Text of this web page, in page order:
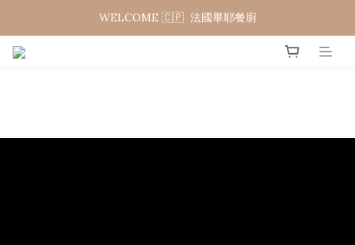
WELCOME 🇨🇵  法國畢耶餐廚
WELCOME 🇨🇵  法國畢耶餐廚